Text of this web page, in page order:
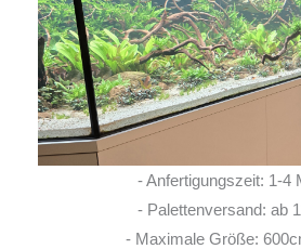
- Anfertigungszeit: 1-4
- Palettenversand: ab
- Maximale Größe: